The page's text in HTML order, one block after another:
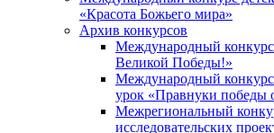
«Красота Божьего мира»
Архив конкурсов
Международный
Великой Победы!»
Международный
урок «Правнуки победы
Межрегиональный
исследовательских